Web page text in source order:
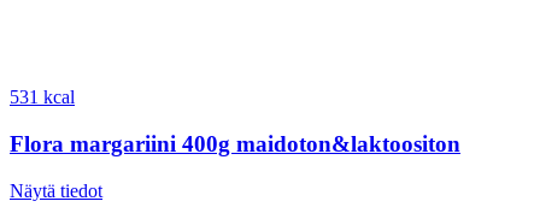
531 kcal
Flora margariini 400g maidoton&laktoositon
Näytä tiedot